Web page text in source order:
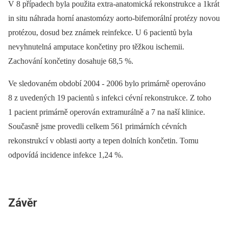
V 8 případech byla použita extra-anatomická rekonstrukce a 1krát
in situ náhrada horní anastomózy aorto-bifemorální protézy novou
protézou, dosud bez známek reinfekce. U 6 pacientů byla
nevyhnutelná amputace končetiny pro těžkou ischemii.
Zachování končetiny dosahuje 68,5 %.
Ve sledovaném období 2004 -⁠ 2006 bylo primárně operováno
8 z uvedených 19 pacientů s infekci cévní rekonstrukce. Z toho
1 pacient primárně operován extramurálně a 7 na naší klinice.
Současně jsme provedli celkem 561 primárních cévních
rekonstrukcí v oblasti aorty a tepen dolních končetin. Tomu
odpovídá incidence infekce 1,24 %.
Závěr